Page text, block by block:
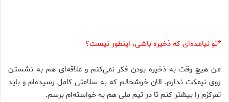
*تو نیامده‌ای که ذخیره باشی، اینطور نیست؟
من هیچ وقت به ذخیره بودن فکر نمی‌کنم و علاقه‌ای هم به نشستن
روی نیمکت ندارم. الان خوشحالم که به سلامتی کامل رسیده‌ام و باید
تمرکزم را بیشتر کنم تا در تیم ملی هم به خواسته‌ام برسم.